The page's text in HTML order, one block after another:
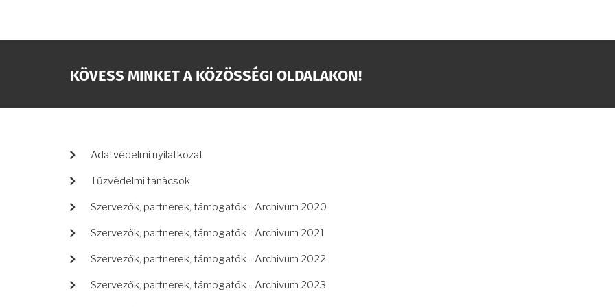
KÖVESS MINKET A KÖZÖSSÉGI OLDALAKON!
LÁBLÉC
Adatvédelmi nyilatkozat
Tűzvédelmi tanácsok
Szervezők, partnerek, támogatók - Archivum 2020
Szervezők, partnerek, támogatók - Archivum 2021
Szervezők, partnerek, támogatók - Archivum 2022
Szervezők, partnerek, támogatók - Archivum 2023